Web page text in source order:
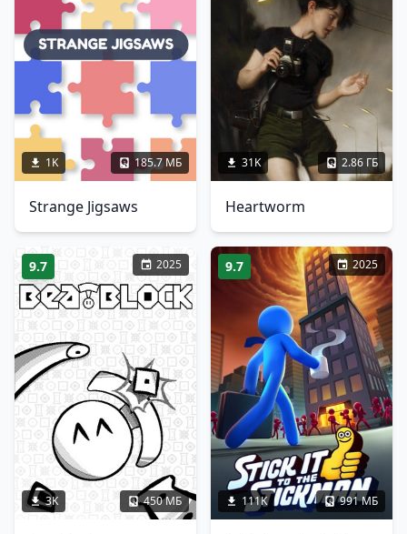
1K 185.7 МБ
Strange Jigsaws
31K 2.86 ГБ
Heartworm
9.7 2025
3K 450 МБ
9.7 2025
111K 991 МБ